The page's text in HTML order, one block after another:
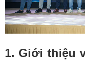
1. Giới thiệu